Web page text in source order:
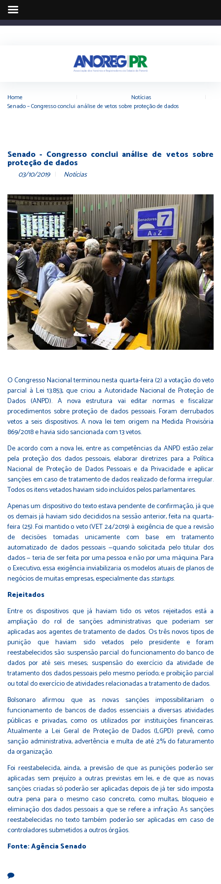
Home Notícias
Senado – Congresso conclui análise de vetos sobre proteção de dados
Senado - Congresso conclui análise de vetos sobre
proteção de dados
03/10/2019 Notícias
O Congresso Nacional terminou nesta quarta-feira (2) a votação do veto
parcial à Lei 13.853, que criou a Autoridade Nacional de Proteção de
Dados (ANPD). A nova estrutura vai editar normas e fiscalizar
procedimentos sobre proteção de dados pessoais. Foram derrubados
vetos a seis dispositivos. A nova lei tem origem naMedida Provisória
869/2018e havia sido sancionada com 13 vetos.
De acordo com a nova lei, entre as competências da ANPD estão zelar
pela proteção dos dados pessoais, elaborar diretrizes para a Política
Nacional de Proteção de Dados Pessoais e da Privacidade e aplicar
sanções em caso de tratamento de dados realizado de forma irregular.
Todos os itens vetados haviam sido incluídos pelos parlamentares.
Apenas um dispositivo do texto estava pendente de confirmação, já que
os demais já haviam sido decididos na sessão anterior, feita na quarta-
feira (25). Foi mantido o veto (VET 24/2019) à exigência de que a revisão
de decisões tomadas unicamente com base em tratamento
automatizado de dados pessoais —quando solicitada pelo titular dos
dados — teria de ser feita por uma pessoa e não por uma máquina. Para
o Executivo, essa exigência inviabilizaria os modelos atuais de planos de
negócios de muitas empresas, especialmente dasstartups.
Rejeitados
Entre os dispositivos que já haviam tido os vetos rejeitados está a
ampliação do rol de sanções administrativas que poderiam ser
aplicadas aos agentes de tratamento de dados. Os três novos tipos de
punição que haviam sido vetados pelo presidente e foram
reestabelecidos são: suspensão parcial do funcionamento do banco de
dados por até seis meses; suspensão do exercício da atividade de
tratamento dos dados pessoais pelo mesmo período; e proibição parcial
ou total do exercício de atividades relacionadas a tratamento de dados.
Bolsonaro afirmou que as novas sanções impossibilitariam o
funcionamento de bancos de dados essenciais a diversas atividades
públicas e privadas, como os utilizados por instituições financeiras.
Atualmente a Lei Geral de Proteção de Dados (LGPD) prevê, como
sanção administrativa, advertência e multa de até 2% do faturamento
da organização.
Foi reestabelecida, ainda, a previsão de que as punições poderão ser
aplicadas sem prejuízo a outras previstas em lei, e de que as novas
sanções criadas só poderão ser aplicadas depois de já ter sido imposta
outra pena para o mesmo caso concreto, como multas, bloqueio e
eliminação dos dados pessoais a que se refere a infração. As sanções
reestabelecidas no texto também poderão ser aplicadas em caso de
controladores submetidos a outros órgãos.
Fonte: Agência Senado